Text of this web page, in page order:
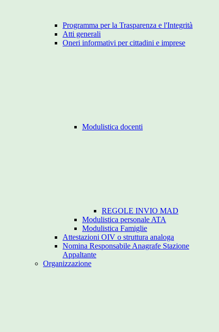
Programma per la Trasparenza e l'Integrità
Atti generali
Oneri informativi per cittadini e imprese
Modulistica docenti
REGOLE INVIO MAD
Modulistica personale ATA
Modulistica Famiglie
Attestazioni OIV o struttura analoga
Nomina Responsabile Anagrafe Stazione
Appaltante
Organizzazione